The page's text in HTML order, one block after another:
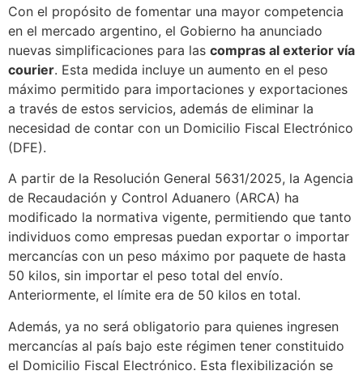
Con el propósito de fomentar una mayor competencia
en el mercado argentino, el Gobierno ha anunciado
nuevas simplificaciones para las compras al exterior vía
courier. Esta medida incluye un aumento en el peso
máximo permitido para importaciones y exportaciones
a través de estos servicios, además de eliminar la
necesidad de contar con un Domicilio Fiscal Electrónico
(DFE).
A partir de la Resolución General 5631/2025, la Agencia
de Recaudación y Control Aduanero (ARCA) ha
modificado la normativa vigente, permitiendo que tanto
individuos como empresas puedan exportar o importar
mercancías con un peso máximo por paquete de hasta
50 kilos, sin importar el peso total del envío.
Anteriormente, el límite era de 50 kilos en total.
Además, ya no será obligatorio para quienes ingresen
mercancías al país bajo este régimen tener constituido
el Domicilio Fiscal Electrónico. Esta flexibilización se